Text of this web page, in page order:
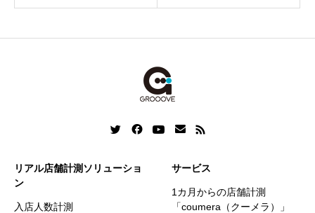
b
e
l
e
t
リアル店舗計測ソリューショ
ン
入店人数計測
サービス
1カ月からの店舗計測
「coumera（クーメラ）」